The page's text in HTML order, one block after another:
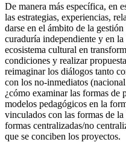
De manera más específica, en
las estrategias, experiencias,
darse en el ámbito de la
curaduría independiente y en
ecosistema cultural en
condiciones y realizar
reimaginar los diálogos tanto
con los no-inmediatos
¿cómo examinar las formas de
modelos pedagógicos en la
vinculados con las formas de
formas centralizadas/no
que se conciben los proyectos.